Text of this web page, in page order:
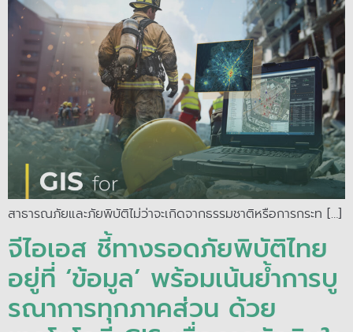
สาธารณภัยและภัยพิบัติไม่ว่าจะเกิดจากธรรมชาติหรือการกระท […]
จีไอเอส ชี้ทางรอดภัยพิบัติไทย
อยู่ที่ ‘ข้อมูล’ พร้อมเน้นย้ำการบู
รณาการทุกภาคส่วน ด้วย